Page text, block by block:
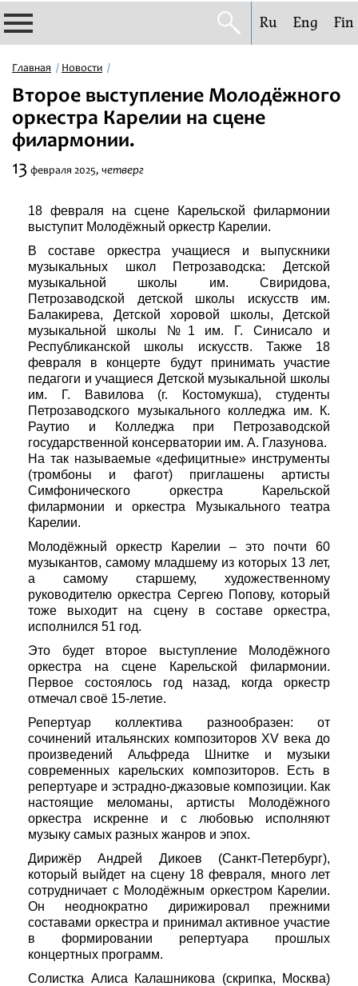
Филармония
Афиша
Фестивали
Новости
Контакты
Ru Eng Fin
Главная Новости
Второе выступление Молодёжного
оркестра Карелии на сцене
филармонии.
13 февраля 2025, четверг
18 февраля на сцене Карельской филармонии
выступит Молодёжный оркестр Карелии.
В составе оркестра учащиеся и выпускники
музыкальных школ Петрозаводска: Детской
музыкальной школы им. Свиридова,
Петрозаводской детской школы искусств им.
Балакирева, Детской хоровой школы, Детской
музыкальной школы №1 им. Г. Синисало и
Республиканской школы искусств. Также 18
февраля в концерте будут принимать участие
педагоги и учащиеся Детской музыкальной школы
им. Г. Вавилова (г. Костомукша), студенты
Петрозаводского музыкального колледжа им. К.
Раутио и Колледжа при Петрозаводской
государственной консерватории им. А. Глазунова.
На так называемые «дефицитные» инструменты
(тромбоны и фагот) приглашены артисты
Симфонического оркестра Карельской
филармонии и оркестра Музыкального театра
Карелии.
Молодёжный оркестр Карелии – это почти 60
музыкантов, самому младшему из которых 13 лет,
а самому старшему, художественному
руководителю оркестра Сергею Попову, который
тоже выходит на сцену в составе оркестра,
исполнился 51 год.
Это будет второе выступление Молодёжного
оркестра на сцене Карельской филармонии.
Первое состоялось год назад, когда оркестр
отмечал своё 15-летие.
Репертуар коллектива разнообразен: от
сочинений итальянских композиторов XV века до
произведений Альфреда Шнитке и музыки
современных карельских композиторов. Есть в
репертуаре и эстрадно-джазовые композиции. Как
настоящие меломаны, артисты Молодёжного
оркестра искренне и с любовью исполняют
музыку самых разных жанров и эпох.
Дирижёр Андрей Дикоев (Санкт-Петербург),
который выйдет на сцену 18 февраля, много лет
сотрудничает с Молодёжным оркестром Карелии.
Он неоднократно дирижировал прежними
составами оркестра и принимал активное участие
в формировании репертуара прошлых
концертных программ.
Солистка Алиса Калашникова (скрипка, Москва)